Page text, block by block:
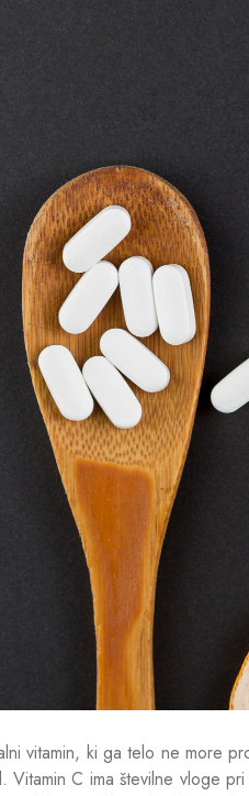
vitamin, ki ga telo ne more
Vitamin C ima številne vloge